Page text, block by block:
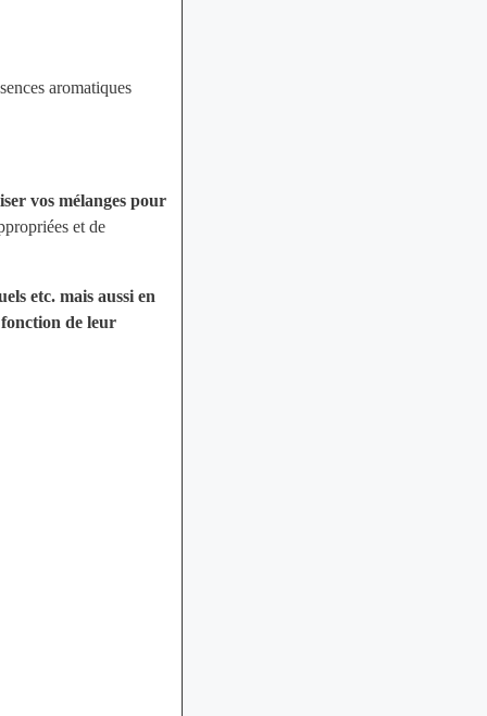
aromatiques
vos mélanges pour
et de
etc. mais aussi en
de leur